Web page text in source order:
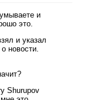
и
это.
и указал
новости.
Shurupov